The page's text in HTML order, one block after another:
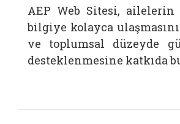
AEP Web Sitesi,
bilgiye kolayca
ve toplumsal düzeyde
desteklenmesine katkıda